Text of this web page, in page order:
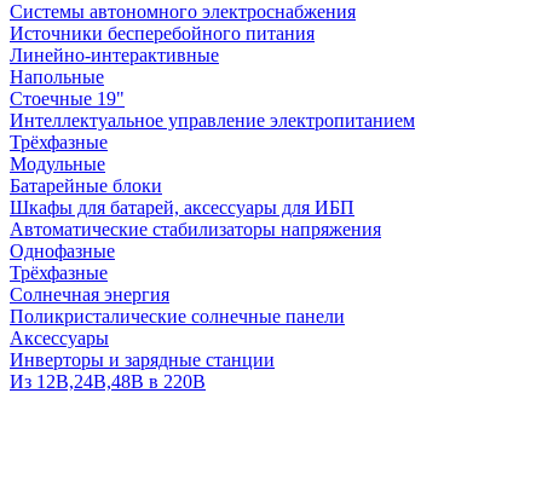
Системы автономного электроснабжения
Источники бесперебойного питания
Линейно-интерактивные
Напольные
Стоечные 19"
Интеллектуальное управление электропитанием
Трёхфазные
Модульные
Батарейные блоки
Шкафы для батарей, аксессуары для ИБП
Автоматические стабилизаторы напряжения
Однофазные
Трёхфазные
Солнечная энергия
Поликристалические солнечные панели
Аксессуары
Инверторы и зарядные станции
Из 12В,24В,48В в 220В